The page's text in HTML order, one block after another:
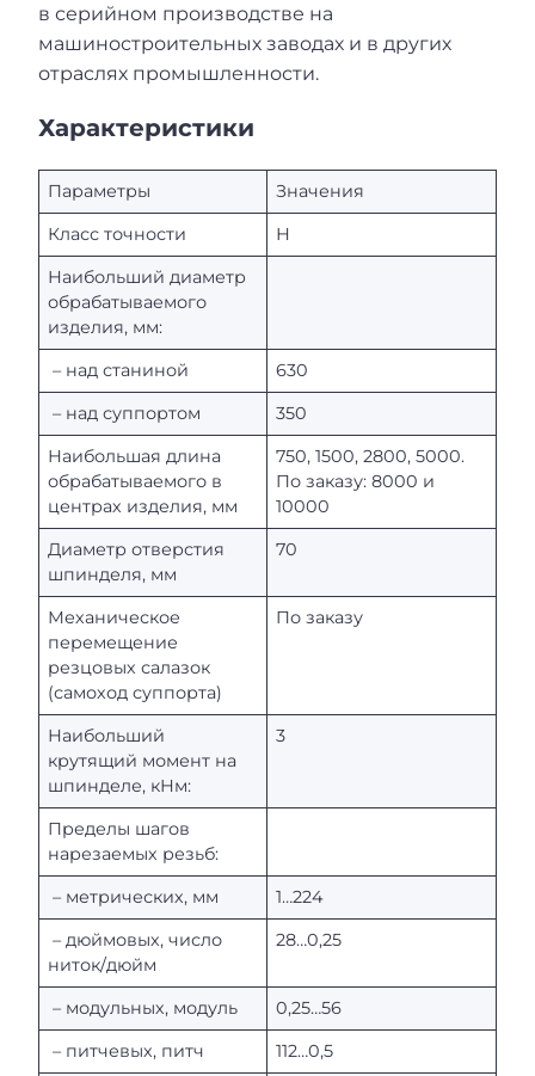
в серийном производстве на
машиностроительных заводах и в других
отраслях промышленности.
Характеристики
Параметры
Значения
Класс точности
Н
Наибольший диаметр
обрабатываемого
изделия, мм:
– над станиной
630
– над суппортом
350
Наибольшая длина
обрабатываемого в
центрах изделия, мм
750, 1500, 2800, 5000.
По заказу: 8000 и
10000
Диаметр отверстия
шпинделя, мм
70
Механическое
перемещение
резцовых салазок
(самоход суппорта)
По заказу
Наибольший
крутящий момент на
шпинделе, кНм:
3
Пределы шагов
нарезаемых резьб:
– метрических, мм
1…224
– дюймовых, число
ниток/дюйм
28…0,25
– модульных, модуль
0,25…56
– питчевых, питч
112…0,5